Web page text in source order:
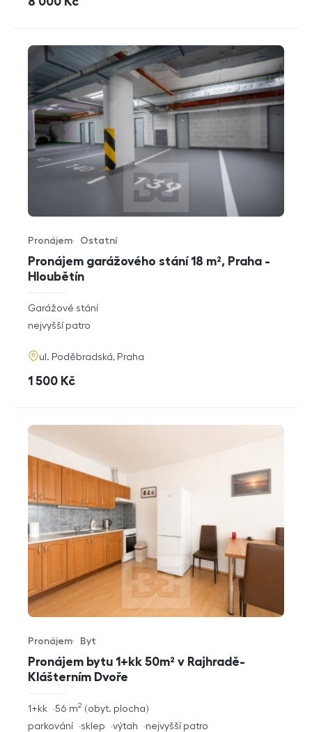
Pronájem garážového stání 18 m², Praha -
Hloubětín
Typ nabídky
Pronájem
Typ nemovitosti
Ostatní
rozměry
dispozice
Garážové stání
funkce
nejvyšší patro
adresa
ul. Poděbradská, Praha
cena
1 500 Kč
Pronájem bytu 1+kk 50m² v Rajhradě-
Klášterním Dvoře
Typ nabídky
Pronájem
Typ nemovitosti
Byt
rozměry
dispozice
1+kk obyt. plocha
56 m2
funkce
parkování sklep výtah nejvyšší patro